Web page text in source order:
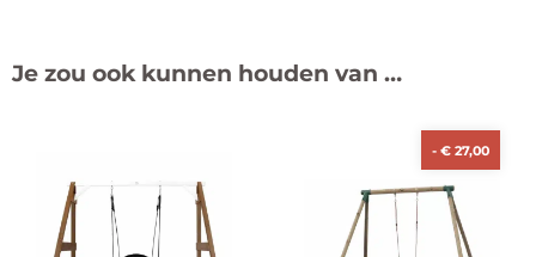
Je zou ook kunnen houden van …
-€ 27,00